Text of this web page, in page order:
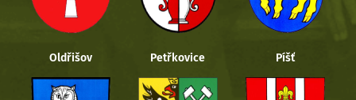
Oldřišov Petřkovice Píšť